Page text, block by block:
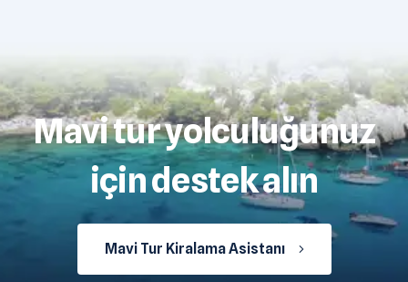
Mavi tur yolculuğunuz
için destek alın
Mavi Tur Kiralama Asistanı